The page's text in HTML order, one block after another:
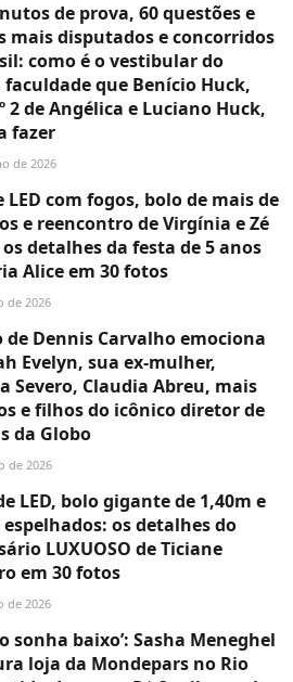
de prova, 60 questões e
mais disputados e concorridos
como é o vestibular do
faculdade que Benício Huck,
2 de Angélica e Luciano Huck,
fazer
de 2026
LED com fogos, bolo de mais de
e reencontro de Virgínia e Zé
os detalhes da festa de 5 anos
Alice em 30 fotos
de 2026
de Dennis Carvalho emociona
Evelyn, sua ex-mulher,
Severo, Claudia Abreu, mais
e filhos do icônico diretor de
da Globo
de 2026
LED, bolo gigante de 1,40m e
os detalhes do
LUXUOSO de Ticiane
em 30 fotos
de 2026
sonha baixo’: Sasha Meneghel
loja da Mondepars no Rio